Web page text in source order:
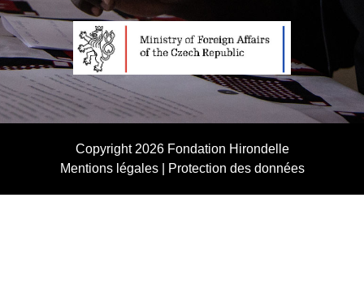
Copyright 2026 Fondation Hirondelle
Mentions légales| Protection des données